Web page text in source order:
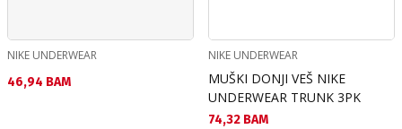
NIKE UNDERWEAR
Текуща цена:
46,94 BAM
NIKE UNDERWEAR
MUŠKI DONJI VEŠ NIKE
UNDERWEAR TRUNK 3PK
Текуща цена:
74,32 BAM